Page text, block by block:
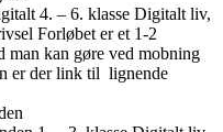
4. – 6. klasse Digitalt liv,
Forløbet er et 1-2
man kan gøre ved mobning
er der link til lignende